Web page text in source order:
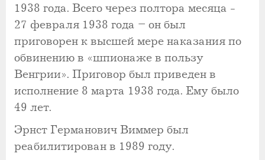
1938 года. Всего через полтора месяца -
27 февраля 1938 года – он был
приговорен к высшей мере наказания по
обвинению в «шпионаже в пользу
Венгрии». Приговор был приведен в
исполнение 8 марта 1938 года. Ему было
49 лет.
Эрнст Германович Виммер был
реабилитирован в 1989 году.